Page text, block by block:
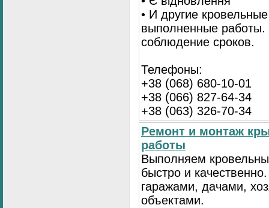
• И другие
выполненные работы.
соблюдение сроков.
Телефоны:
+38 (068) 680-10-01
+38 (066) 827-64-34
+38 (063) 326-70-34
Ремонт и монтаж
работы
Выполняем
быстро и
гаражами, дачами,
объектами.